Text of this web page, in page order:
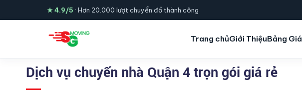
to
★ 4.9/5 · Hơn 20.000 lượt chuyển đồ thành công
Trang chủGiới ThiệuBảng Giá
Dịch vụ chuyển nhà Quận 4 trọn gói giá rẻ